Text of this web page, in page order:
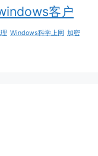
客户
Windows科学上网 加密